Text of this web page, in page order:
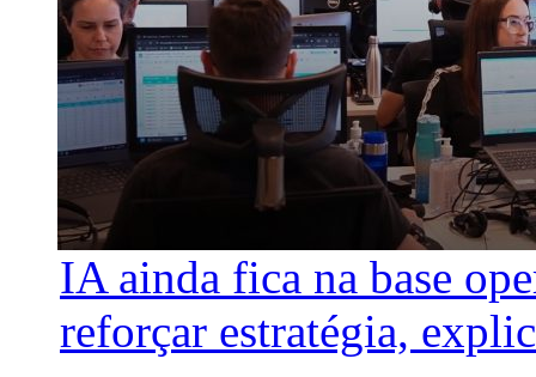
IA ainda fica na base
reforçar estratégia,